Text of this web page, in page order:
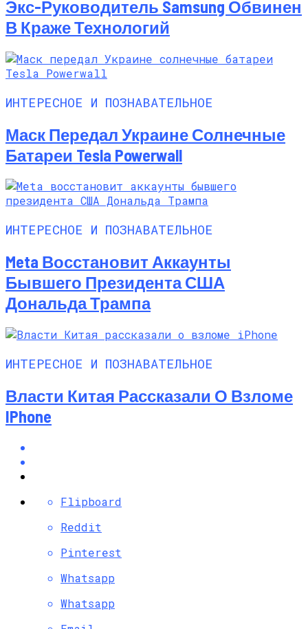
Экс-Руководитель Samsung Обвинен
В Краже Технологий
ИНТЕРЕСНОЕ И ПОЗНАВАТЕЛЬНОЕ
Маск Передал Украине Солнечные
Батареи Tesla Powerwall
ИНТЕРЕСНОЕ И ПОЗНАВАТЕЛЬНОЕ
Meta Восстановит Аккаунты
Бывшего Президента США
Дональда Трампа
ИНТЕРЕСНОЕ И ПОЗНАВАТЕЛЬНОЕ
Власти Китая Рассказали О Взломе
IPhone
Flipboard
Reddit
Pinterest
Whatsapp
Whatsapp